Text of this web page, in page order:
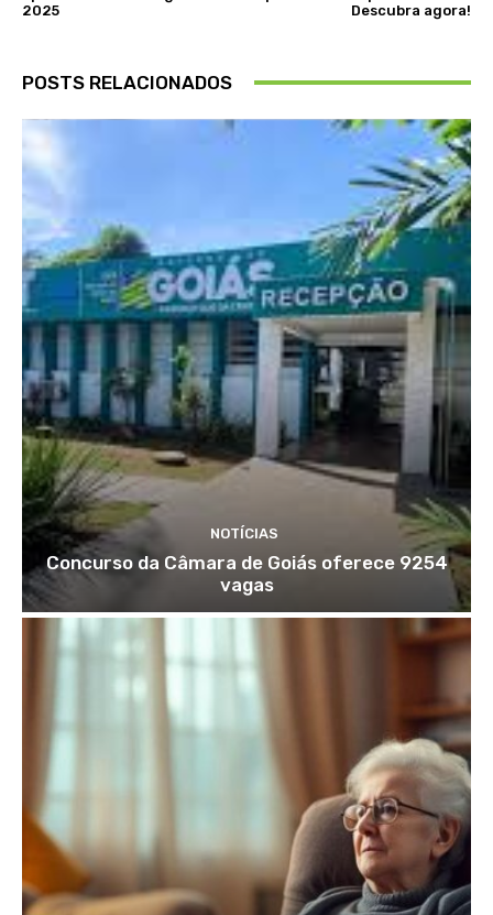
2025
Descubra agora!
POSTS RELACIONADOS
NOTÍCIAS
Concurso da Câmara de Goiás oferece 9254
vagas